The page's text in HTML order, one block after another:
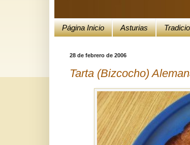
Página Inicio Asturias
28 de febrero de 2006
Tarta (Bizcocho)